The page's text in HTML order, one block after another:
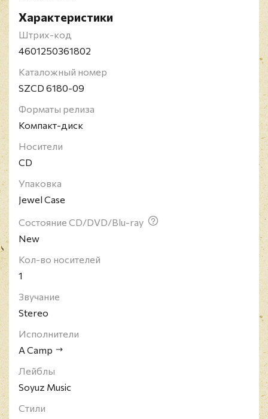
Guided By Voices Кевин Марч и экс-гитарист
Smashing Pumpkins Джеймс Иха.
"Colonia" не слишком впечатляет поначалу, но уже
шведским бардом Николаем Дунгером)
прорезается золотой шестидесятнический
мелодизм в духе Пола Анки, и в песнях
"Chinatown" и "My America" A Camp приводит в
окончательный восторг. В целом "Colonia" -
богато отделанный поп на оси Патти Смит-Шер,
но в самой эффектной мелодии "It's Not Easy To Be
Характеристики
Штрих-код
4601250361802
Каталожный номер
SZCD 6180-09
Форматы релиза
Компакт-диск
Носители
CD
Упаковка
Jewel Case
Состояние CD/DVD/Blu-ray
New
Кол-во носителей
1
Звучание
Stereo
Исполнители
A Camp
Лейблы
Soyuz Music
Стили